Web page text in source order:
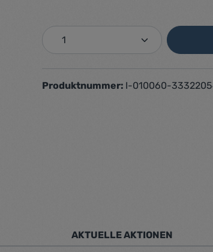
Produkt Anzahl: Gib den
Produktnummer: I-010060-
AKTUELLE AKTIONEN